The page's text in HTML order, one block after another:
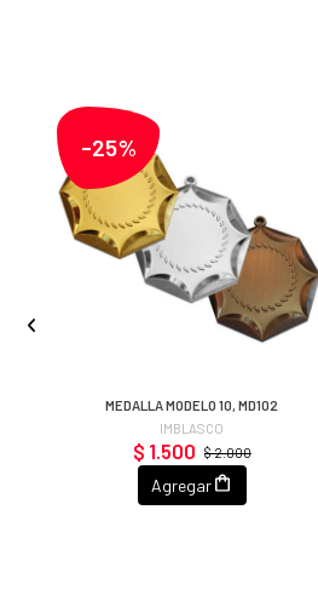
-25%
MEDALLA MODELO 10, MD102
IMBLASCO
$ 2.000
$ 1.500
Agregar